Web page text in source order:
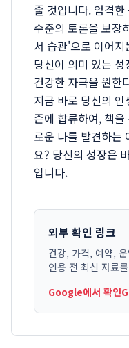
줄 것입니다. 엄격
수준의 토론을 보장
서 습관'으로 이어
당신이 의미 있는
건강한 자극을 원한
지금 바로 당신의
즌에 합류하여, 책
로운 나를 발견하는
요? 당신의 성장은
입니다.
외부 확인 링크
건강, 가격, 예약,
인용 전 최신 자료
Google에서 확인